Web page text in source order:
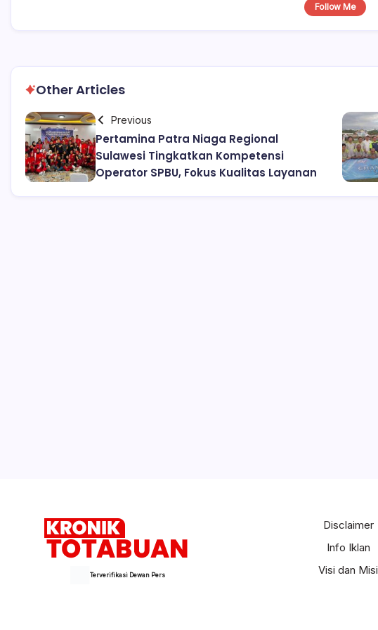
Follow Me
Other Articles
Previous
Pertamina Patra Niaga Regional
Sulawesi Tingkatkan Kompetensi
Operator SPBU, Fokus Kualitas Layanan
Terverifikasi Dewan Pers
Disclaimer
Info Iklan
Visi dan Misi